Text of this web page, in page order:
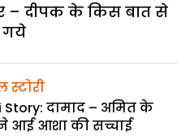
– दीपक के किस बात से
गये
स्टोरी
Story: दामाद – अमित के
आई आशा की सच्चाई